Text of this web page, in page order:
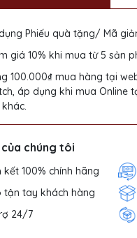
Phiếu quà tặng/ Mã
giá 10% khi mua từ 5 sản
100.000₫ mua hàng tại
áp dụng khi mua Online
chúng tôi
kết 100% chính hãng
tận tay khách hàng
24/7